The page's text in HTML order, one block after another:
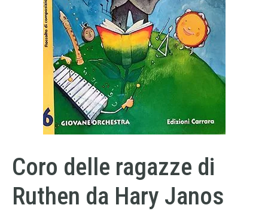
Coro delle ragazze di
Ruthen da Hary Janos